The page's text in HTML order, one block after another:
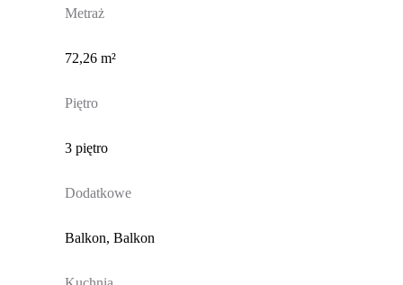
Metraż
72,26 m²
Piętro
3 piętro
Dodatkowe
Balkon, Balkon